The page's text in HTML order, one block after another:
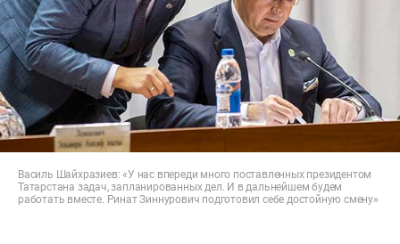
Василь Шайхразиев: «У нас впереди много поставленных президентом
Татарстана задач, запланированных дел. И в дальнейшем будем
работать вместе. Ринат Зиннурович подготовил себе достойную смену»